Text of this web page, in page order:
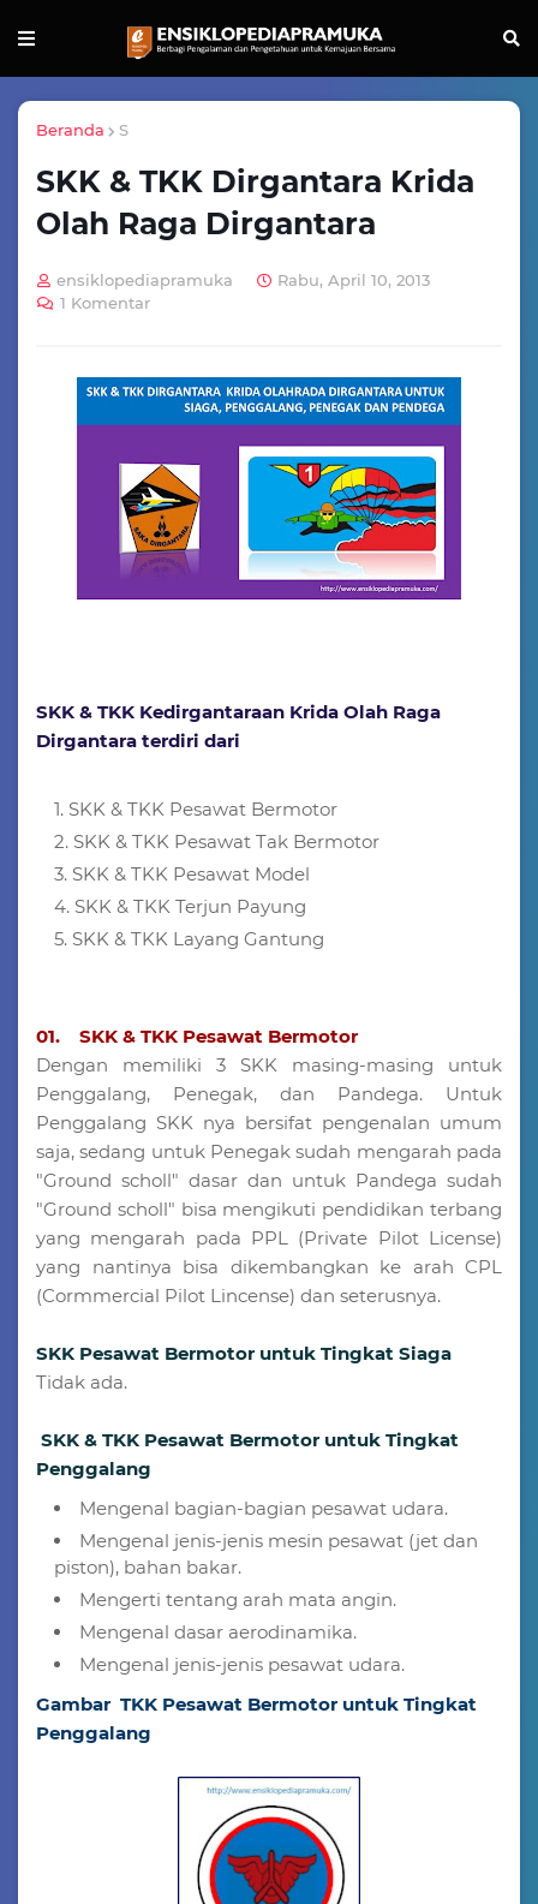
Beranda S
SKK & TKK Dirgantara Krida
Olah Raga Dirgantara
ensiklopediapramuka
Rabu, April 10, 2013
1 Komentar
SKK & TKK Kedirgantaraan Krida Olah Raga
Dirgantara terdiri dari
SKK & TKK Pesawat Bermotor
SKK & TKK Pesawat Tak Bermotor
SKK & TKK Pesawat Model
SKK & TKK Terjun Payung
SKK & TKK Layang Gantung
01. SKK & TKK Pesawat Bermotor
Dengan memiliki 3 SKK masing-masing untuk
Penggalang, Penegak, dan Pandega. Untuk
Penggalang SKK nya bersifat pengenalan umum
saja, sedang untuk Penegak sudah mengarah pada
"Ground scholl" dasar dan untuk Pandega sudah
"Ground scholl" bisa mengikuti pendidikan terbang
yang mengarah pada PPL (Private Pilot License)
yang nantinya bisa dikembangkan ke arah CPL
(Cormmercial Pilot Lincense) dan seterusnya.
SKK Pesawat Bermotor untuk Tingkat Siaga
Tidak ada.
SKK & TKK Pesawat Bermotor untuk Tingkat
Penggalang
Mengenal bagian-bagian pesawat udara.
Mengenal jenis-jenis mesin pesawat (jet dan
piston), bahan bakar.
Mengerti tentang arah mata angin.
Mengenal dasar aerodinamika.
Mengenal jenis-jenis pesawat udara.
Gambar TKK Pesawat Bermotor untuk Tingkat
Penggalang